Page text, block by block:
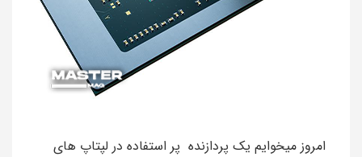
امروز میخوایم یک پردازنده پر استفاده در لپتاپ های